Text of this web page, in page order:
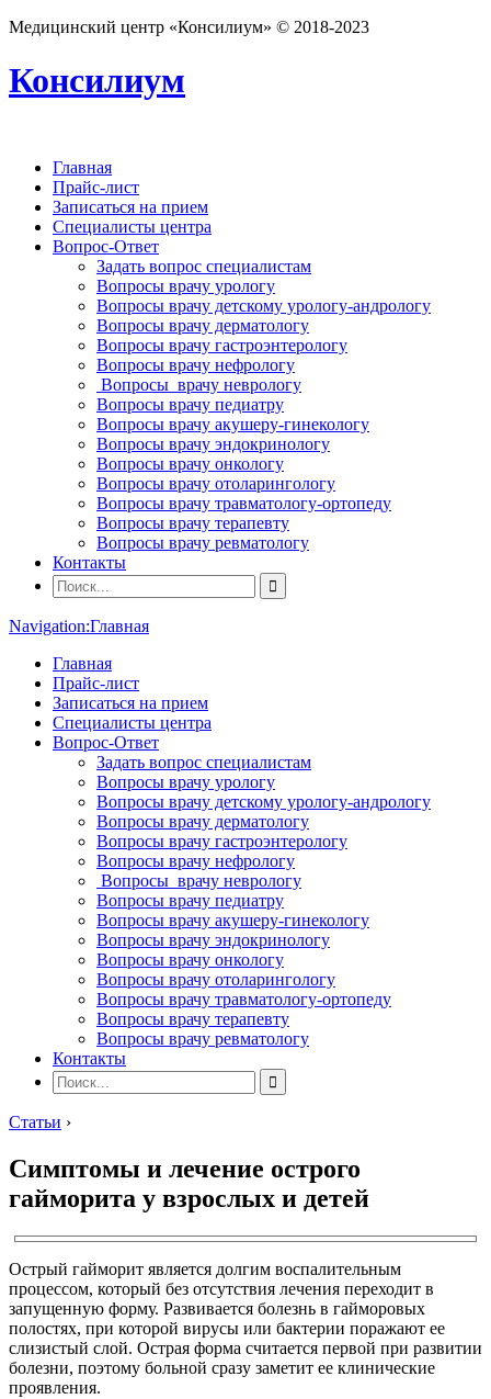
Медицинский центр «Консилиум» © 2018-2023
Консилиум
Главная
Прайс-лист
Записаться на прием
Специалисты центра
Вопрос-Ответ
Задать вопрос специалистам
Вопросы врачу урологу
Вопросы врачу детскому урологу-андрологу
Вопросы врачу дерматологу
Вопросы врачу гастроэнтерологу
Вопросы врачу нефрологу
Вопросы врачу неврологу
Вопросы врачу педиатру
Вопросы врачу акушеру-гинекологу
Вопросы врачу эндокринологу
Вопросы врачу онкологу
Вопросы врачу отоларингологу
Вопросы врачу травматологу-ортопеду
Вопросы врачу терапевту
Вопросы врачу ревматологу
Контакты
Navigation:Главная
Главная
Прайс-лист
Записаться на прием
Специалисты центра
Вопрос-Ответ
Задать вопрос специалистам
Вопросы врачу урологу
Вопросы врачу детскому урологу-андрологу
Вопросы врачу дерматологу
Вопросы врачу гастроэнтерологу
Вопросы врачу нефрологу
Вопросы врачу неврологу
Вопросы врачу педиатру
Вопросы врачу акушеру-гинекологу
Вопросы врачу эндокринологу
Вопросы врачу онкологу
Вопросы врачу отоларингологу
Вопросы врачу травматологу-ортопеду
Вопросы врачу терапевту
Вопросы врачу ревматологу
Контакты
Статьи ›
Симптомы и лечение острого
гайморита у взрослых и детей
Острый гайморит является долгим воспалительным
процессом, который без отсутствия лечения переходит в
запущенную форму. Развивается болезнь в гайморовых
полостях, при которой вирусы или бактерии поражают ее
слизистый слой. Острая форма считается первой при развитии
болезни, поэтому больной сразу заметит ее клинические
проявления.